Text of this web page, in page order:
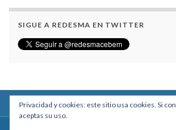
SIGUE A REDESMA EN TWITTER
Privacidad y cookies: este sitio usa cookies. Si
aceptas su uso.